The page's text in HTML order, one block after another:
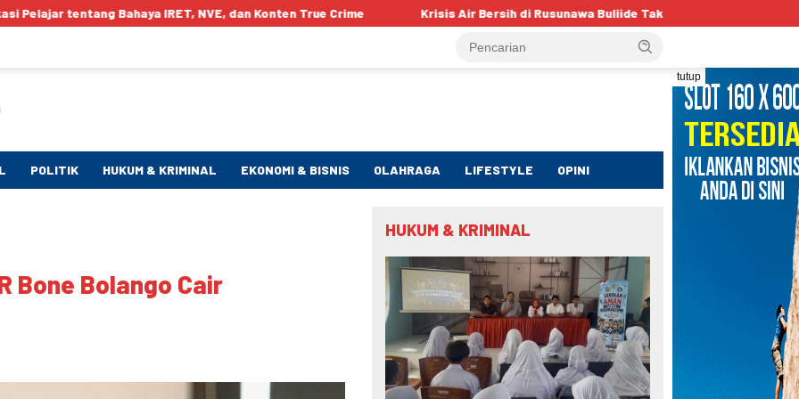
IRET, NVE, dan Konten True Crime Krisis Air Bersih di Rusunawa Buliide Tak Kunjung Teratasi, Warga Minta Dinas
tutup
POLITIK HUKUM & KRIMINAL EKONOMI & BISNIS OLAHRAGA LIFESTYLE OPINI
Bone Bolango Cair
HUKUM & KRIMINAL